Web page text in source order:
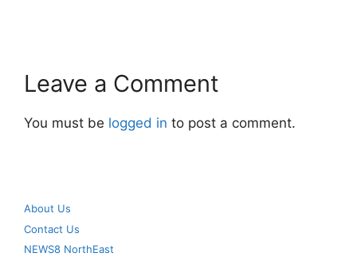
Leave a Comment
You must be logged in to post a comment.
About Us
Contact Us
NEWS8 NorthEast